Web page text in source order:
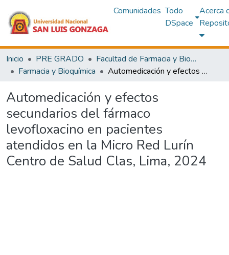
Comunidades Todo
DSpace
Acerca
Inicio PRE GRADO
Facultad de Farmacia y Bioquímica
Farmacia y Bioquímica
Automedicación y efectos secundarios del fármaco levofloxacino en pacientes atendidos en la Micro Red Lurín Centro de Salud Clas, Lima, 2024
Automedicación y efectos
secundarios del fármaco
levofloxacino en pacientes
atendidos en la Micro Red Lurín
Centro de Salud Clas, Lima, 2024